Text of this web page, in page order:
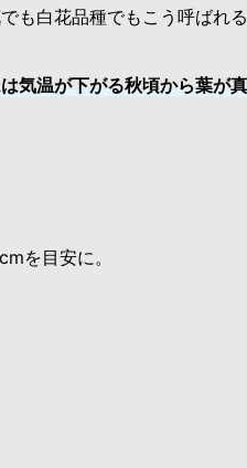
も白花品種でもこう呼ばれる
気温が下がる秋頃から葉が
を目安に。